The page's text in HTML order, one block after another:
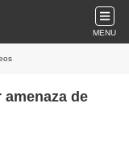
MENU
de